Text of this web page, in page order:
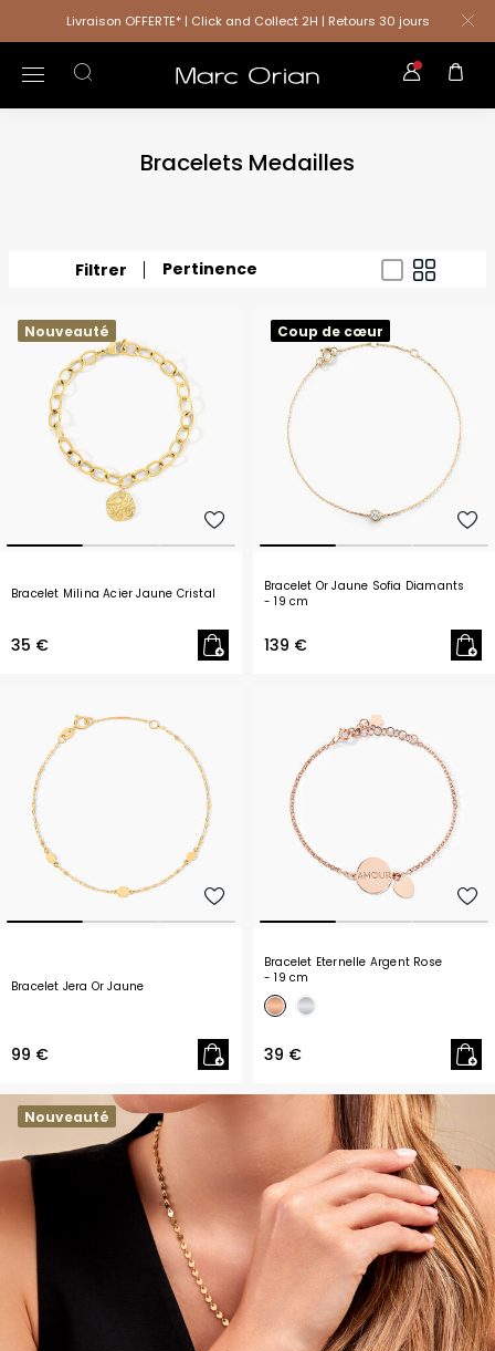
Livraison OFFERTE* | Click and Collect 2H | Retours 30 jours
Bracelets Medailles
Filtrer Pertinence
Nouveauté
Bracelet Milina Acier Jaune Cristal
35 €
Coup de cœur
Bracelet Or Jaune Sofia Diamants
- 19 cm
139 €
Bracelet Jera Or Jaune
99 €
Bracelet Eternelle Argent Rose
- 19 cm
39 €
Nouveauté